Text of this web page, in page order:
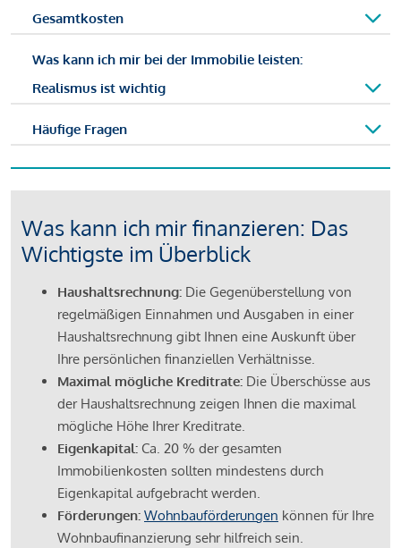
Gesamtkosten
Was kann ich mir bei der Immobilie leisten:
Realismus ist wichtig
Häufige Fragen
Was kann ich mir finanzieren: Das
Wichtigste im Überblick
Haushaltsrechnung: Die Gegenüberstellung von
regelmäßigen Einnahmen und Ausgaben in einer
Haushaltsrechnung gibt Ihnen eine Auskunft über
Ihre persönlichen finanziellen Verhältnisse.
Maximal mögliche Kreditrate: Die Überschüsse aus
der Haushaltsrechnung zeigen Ihnen die maximal
mögliche Höhe Ihrer Kreditrate.
Eigenkapital: Ca. 20 % der gesamten
Immobilienkosten sollten mindestens durch
Eigenkapital aufgebracht werden.
Förderungen: Wohnbauförderungen können für Ihre
Wohnbaufinanzierung sehr hilfreich sein.